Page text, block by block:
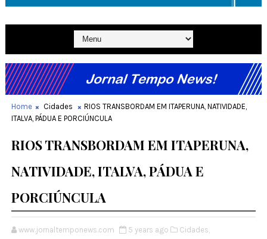
Home Cidades
RIOS TRANSBORDAM EM ITAPERUNA, NATIVIDADE,
ITALVA, PÁDUA E PORCIÚNCULA
RIOS TRANSBORDAM EM ITAPERUNA,
NATIVIDADE, ITALVA, PÁDUA E
PORCIÚNCULA
www.jornaltemponews.com 5 years ago Cidades,